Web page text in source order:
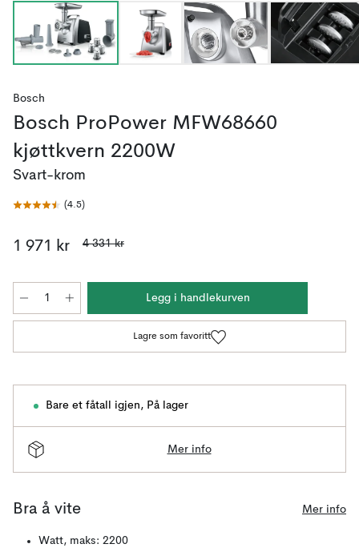
Bosch
Bosch ProPower MFW68660
kjøttkvern 2200W
Svart-krom
(4.5)
1 971 kr 4 331 kr
Legg i handlekurven
Lagre som favoritt
Bare et fåtall igjen, På lager
Mer info
Bra å vite Mer info
Watt, maks: 2200